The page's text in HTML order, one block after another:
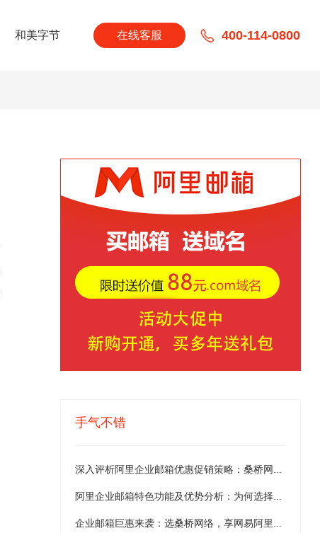
和美字节 在线客服 400-114-0800
手气不错
深入评析阿里企业邮箱优惠促销策略：桑桥网络官方授权代理全力助推企业高效沟通，实现稳定收发、无限容量及全球互联超值优惠盛宴
阿里企业邮箱特色功能及优势分析：为何选择桑桥网络代理商
企业邮箱巨惠来袭：选桑桥网络，享网易阿里双倍惊喜促销！